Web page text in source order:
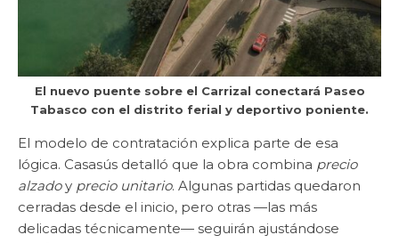
El nuevo puente sobre el Carrizal conectará Paseo
Tabasco con el distrito ferial y deportivo poniente.
El modelo de contratación explica parte de esa
lógica. Casasús detalló que la obra combina precio
alzadoy precio unitario. Algunas partidas quedaron
cerradas desde el inicio, pero otras —las más
delicadas técnicamente— seguirán ajustándose